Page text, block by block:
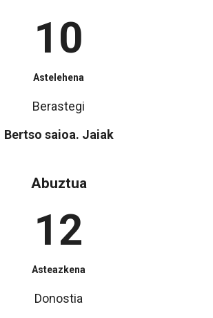
10
Astelehena
Berastegi
Bertso saioa. Jaiak
Abuztua
12
Asteazkena
Donostia